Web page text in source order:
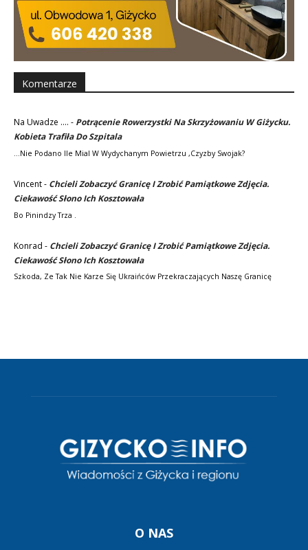
Komentarze
Na Uwadze .... - Potrącenie Rowerzystki Na Skrzyżowaniu W Giżycku.
Kobieta Trafiła Do Szpitala
...nie Podano Ile Mial W Wydychanym Powietrzu ,czyzby Swojak?
Vincent- Chcieli Zobaczyć Granicę I Zrobić Pamiątkowe Zdjęcia.
Ciekawość Słono Ich Kosztowała
Bo Pinindzy Trza .
Konrad - Chcieli Zobaczyć Granicę I Zrobić Pamiątkowe Zdjęcia.
Ciekawość Słono Ich Kosztowała
Szkoda, Ze Tak Nie Karze Się Ukraińców Przekraczających Naszę Granicę
O NAS